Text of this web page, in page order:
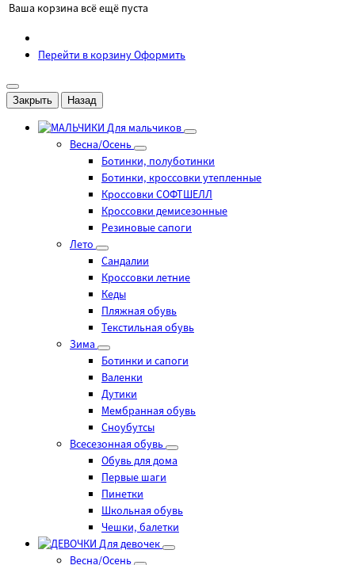
Ваша корзина всё ещё пуста
Перейти в корзинуОформить
Закрыть Назад
Для мальчиков
Весна/Осень
Ботинки, полуботинки
Ботинки, кроссовки утепленные
Кроссовки СОФТШЕЛЛ
Кроссовки демисезонные
Резиновые сапоги
Лето
Cандалии
Кроссовки летние
Кеды
Пляжная обувь
Текстильная обувь
Зима
Ботинки и сапоги
Валенки
Дутики
Мембранная обувь
Сноубутсы
Всесезонная обувь
Обувь для дома
Первые шаги
Пинетки
Школьная обувь
Чешки, балетки
Для девочек
Весна/Осень